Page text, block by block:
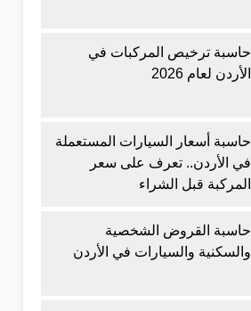
حاسبة ترخيص المركبات في
الأردن لعام 2026
حاسبة أسعار السيارات المستعملة
في الأردن.. تعرف على سعر
المركبة قبل الشراء
حاسبة القروض الشخصية
والسكنية والسيارات في الأردن